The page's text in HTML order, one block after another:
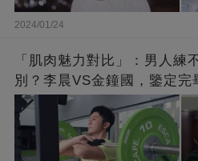
2024/01/24
「肌肉魅力對比」：男人練
別？李晨VS金鐘國，鑒定完